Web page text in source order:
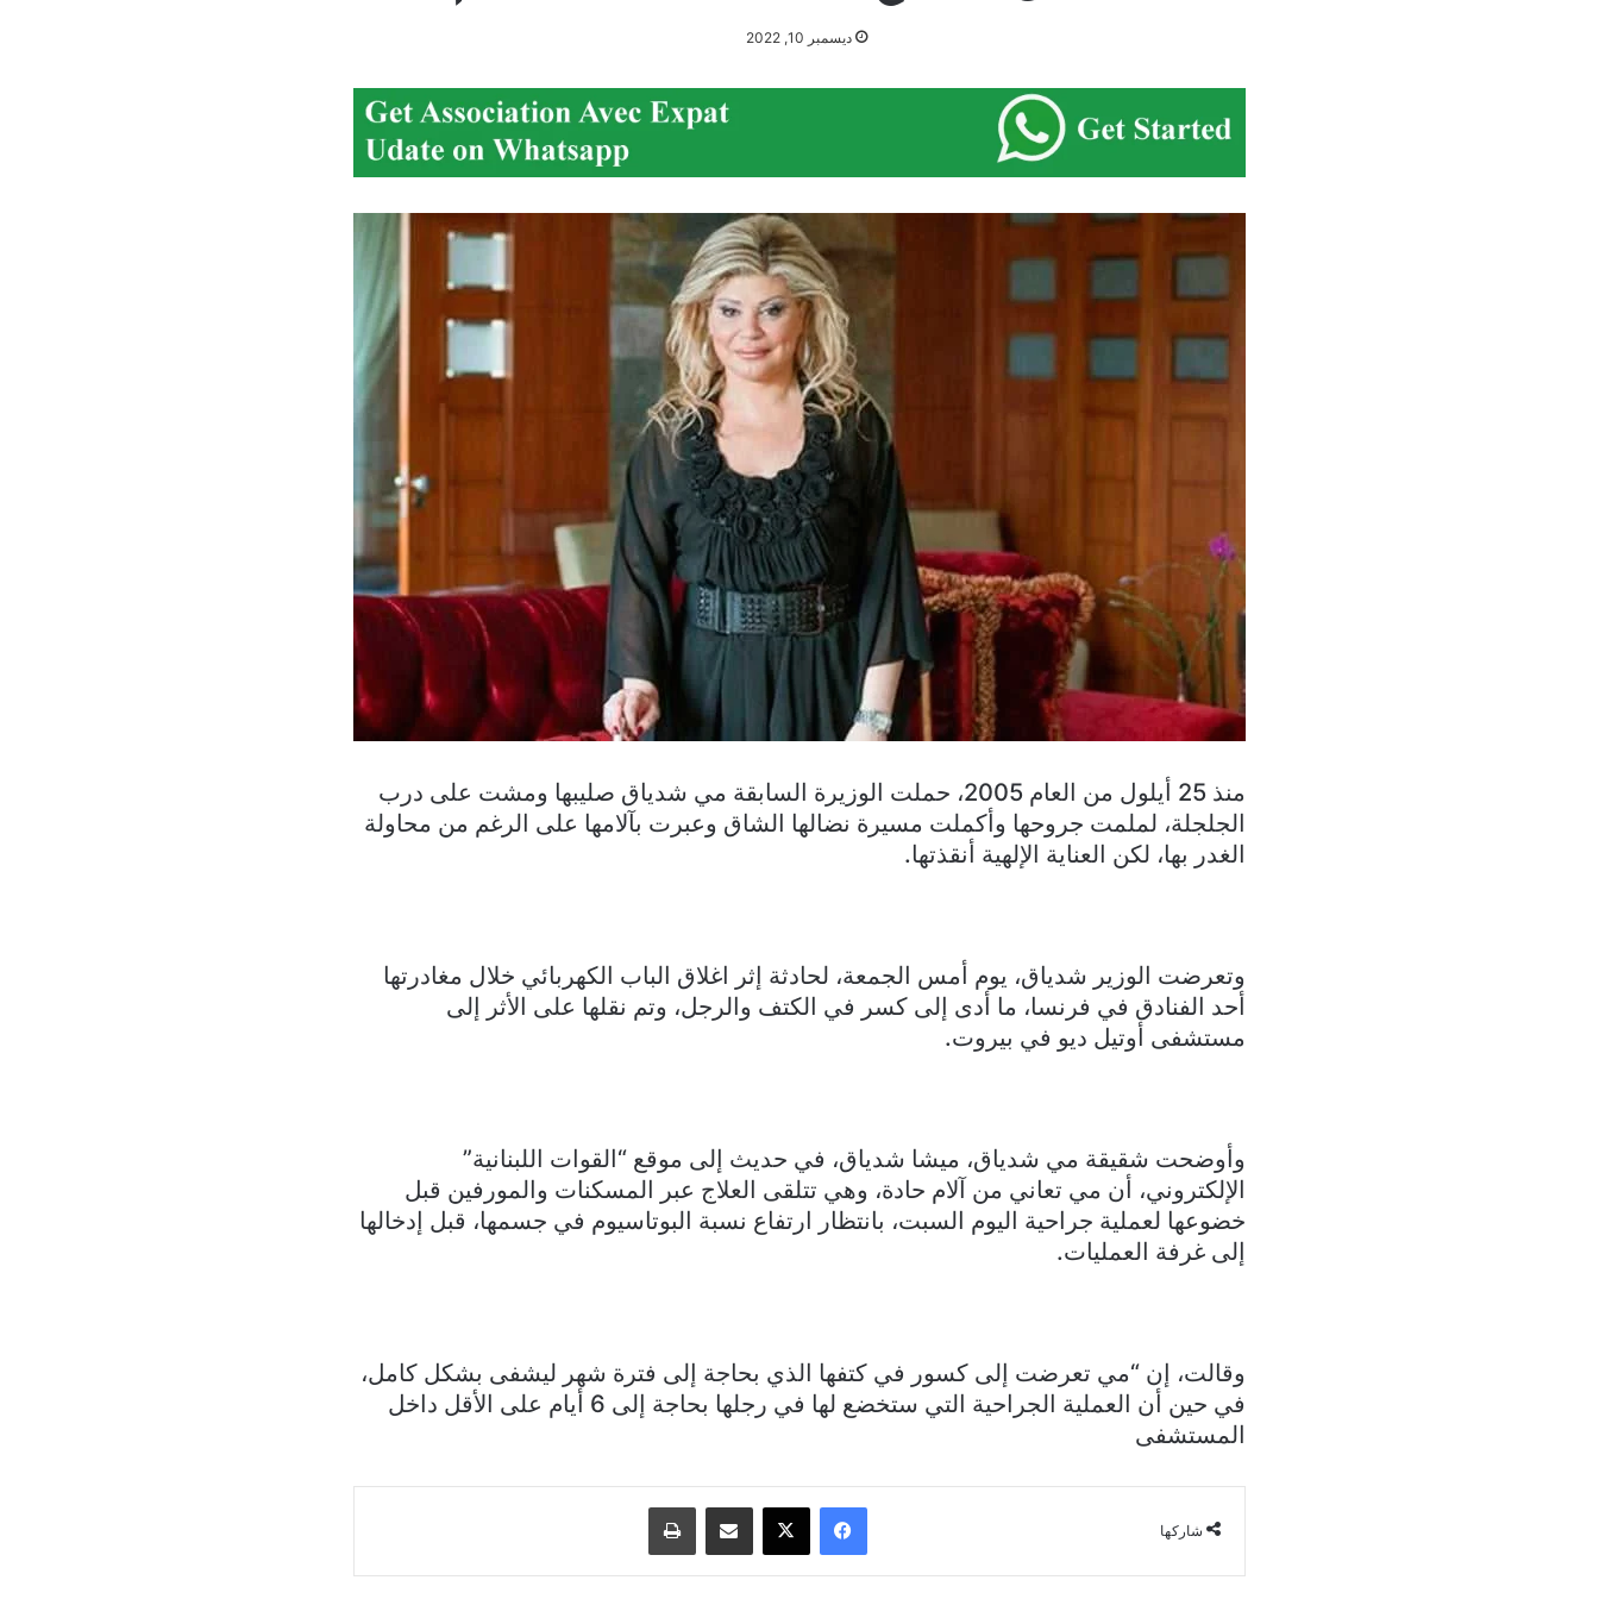
ديسمبر 10, 2022
منذ 25 أيلول من العام 2005، حملت الوزيرة السابقة مي شدياق صليبها ومشت على درب
الجلجلة، لملمت جروحها وأكملت مسيرة نضالها الشاق وعبرت بآلامها على الرغم من محاولة
الغدر بها، لكن العناية الإلهية أنقذتها.
وتعرضت الوزير شدياق، يوم أمس الجمعة، لحادثة إثر اغلاق الباب الكهربائي خلال مغادرتها
أحد الفنادق في فرنسا، ما أدى إلى كسر في الكتف والرجل، وتم نقلها على الأثر إلى
مستشفى أوتيل ديو في بيروت.
وأوضحت شقيقة مي شدياق، ميشا شدياق، في حديث إلى موقع “القوات اللبنانية”
الإلكتروني، أن مي تعاني من آلام حادة، وهي تتلقى العلاج عبر المسكنات والمورفين قبل
خضوعها لعملية جراحية اليوم السبت، بانتظار ارتفاع نسبة البوتاسيوم في جسمها، قبل إدخالها
إلى غرفة العمليات.
وقالت، إن “مي تعرضت إلى كسور في كتفها الذي بحاجة إلى فترة شهر ليشفى بشكل كامل،
في حين أن العملية الجراحية التي ستخضع لها في رجلها بحاجة إلى 6 أيام على الأقل داخل
المستشفى
شاركها
فيسبوك ‫X مشاركة عبر البريد طباعة